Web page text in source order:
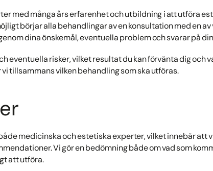
med många års erfarenhet och utbildning i att utföra
börjar alla behandlingar av en konsultation med en
dina önskemål, eventuella problem och svarar på
eventuella risker, vilket resultat du kan förvänta dig och
tillsammans vilken behandling som ska utföras.
medicinska och estetiska experter, vilket innebär att
Vi gör en bedömning både om vad som
att utföra.